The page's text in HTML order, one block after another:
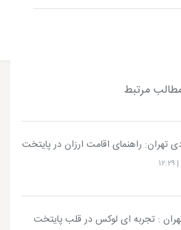
مرتبط
تهران: راهنمای اقامت ارزان در پایتخت
: تجربه‌ ای لوکس در قلب پایتخت